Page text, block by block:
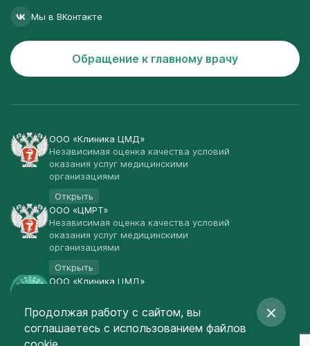
Мы в ВКонтакте
Обращение к главному врачу
ООО «Клиника ЦМД»
Независимая оценка качества условий
оказания услуг медицинскими
организациями
Открыть
ООО «ЦМРТ»
Независимая оценка качества условий
оказания услуг медицинскими
организациями
Открыть
ООО «Клиника ЦМД»
Открыть
© Клиника ЦМД 2003-2026
Продолжая работу с сайтом, вы
соглашаетесь с использованием файлов